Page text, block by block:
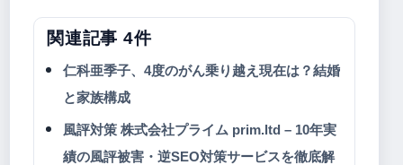
関連記事 4件
仁科亜季子、4度のがん乗り越え現在は？結婚
と家族構成
風評対策 株式会社プライム prim.ltd – 10年実
績の風評被害・逆SEO対策サービスを徹底解